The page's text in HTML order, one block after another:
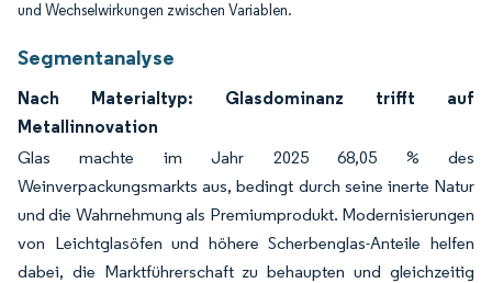
und Wechselwirkungen zwischen Variablen.
Segmentanalyse
Nach Materialtyp: Glasdominanz trifft auf
Metallinnovation
Glas machte im Jahr 2025 68,05 % des
Weinverpackungsmarkts aus, bedingt durch seine inerte Natur
und die Wahrnehmung als Premiumprodukt. Modernisierungen
von Leichtglasöfen und höhere Scherbenglas-Anteile helfen
dabei, die Marktführerschaft zu behaupten und gleichzeitig